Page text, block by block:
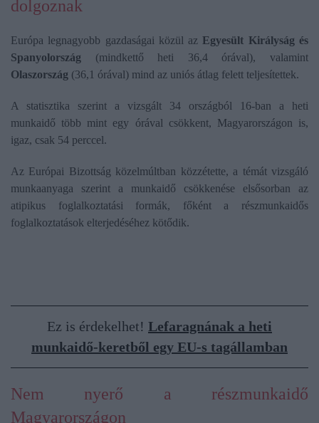
dolgoznak
Európa legnagyobb gazdaságai közül az Egyesült Királyság és
Spanyolország (mindkettő heti 36,4 órával), valamint
Olaszország (36,1 órával) mind az uniós átlag felett teljesítettek.
A statisztika szerint a vizsgált 34 országból 16-ban a heti
munkaidő több mint egy órával csökkent, Magyarországon is,
igaz, csak 54 perccel.
Az Európai Bizottság közelmúltban közzétette, a témát vizsgáló
munkaanyaga szerint a munkaidő csökkenése elsősorban az
atipikus foglalkoztatási formák, főként a részmunkaidős
foglalkoztatások elterjedéséhez kötődik.
Ez is érdekelhet! Lefaragnának a heti
munkaidő-keretből egy EU-s tagállamban
Nem nyerő a részmunkaidő
Magyarországon